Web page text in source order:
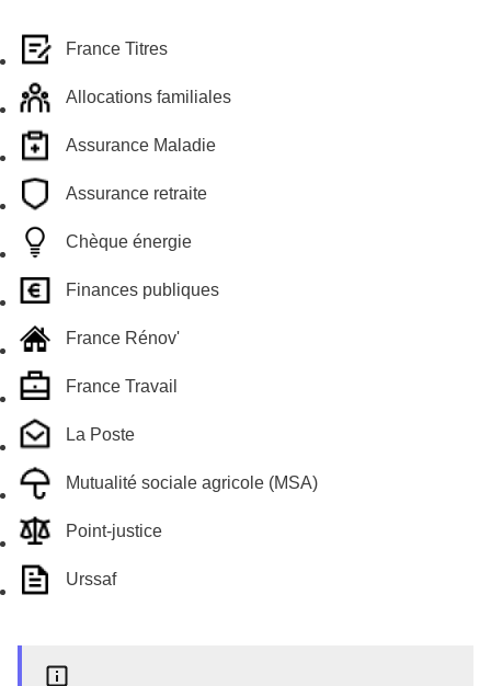
France Titres
Allocations familiales
Assurance Maladie
Assurance retraite
Chèque énergie
Finances publiques
France Rénov'
France Travail
La Poste
Mutualité sociale agricole (MSA)
Point-justice
Urssaf